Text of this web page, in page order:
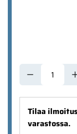
Tilaa
varastossa.